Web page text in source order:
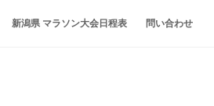
新潟県 マラソン大会日程表 問い合わせ